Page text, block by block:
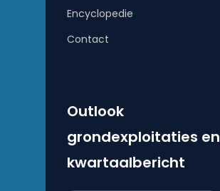
Encyclopedie
Contact
Outlook
grondexploitaties en
kwartaalbericht